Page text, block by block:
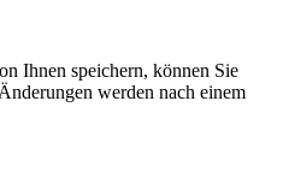
Ihnen speichern, können Sie
werden nach einem